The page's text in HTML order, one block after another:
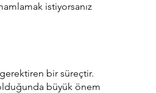
istiyorsanız
bir süreçtir.
büyük önem